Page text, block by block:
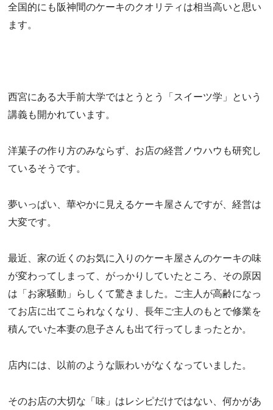
全国的にも阪神間のケーキのクオリティは相当高いと思い
ます。
西宮にある大手前大学ではとうとう「スイーツ学」という
講義も開かれています。
洋菓子の作り方のみならず、お店の経営ノウハウも研究し
ているそうです。
夢いっぱい、華やかに見えるケーキ屋さんですが、経営は
大変です。
最近、家の近くのお気に入りのケーキ屋さんのケーキの味
が変わってしまって、がっかりしていたところ、その原因
は「お家騒動」らしくて驚きました。ご主人が高齢になっ
てお店に出てこられなくなり、長年ご主人のもとで修業を
積んでいた本妻の息子さんも出て行ってしまったとか。
店内には、以前のような賑わいがなくなっていました。
そのお店の大切な「味」はレシピだけではない、何かがあ